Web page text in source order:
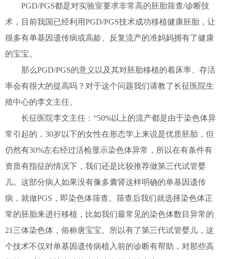
PGD/PGS都是对实验室要求非常高的胚胎筛查/诊断技
术，目前我国已经利用PGD/PGS技术成功移植健康胚胎，让
很多有单基因遗传病或高龄、反复流产的准妈妈拥有了健康
的宝宝。
那么PGD/PGS的意义以及其对胚胎移植的着床率、存活
率会有很大的提高吗？对于这个问题我们请教了长征医院生
殖中心的李文主任。
长征医院李文主任：“50%以上的流产都是由于染色体异
常引起的，30岁以下的女性在形态学上来说是优质胚胎，但
仍然有30%左右经过活检显示染色体异常，所以在有条件有
资质有指征的情况下，我们还是比较推荐做第三代试管婴
儿。这部分病人如果没有像多囊肾这样明确的单基因遗传
病，就做PGS，即染色体筛查。筛查后我们就选择染色体正
常的胚胎来进行移植，比如我们最常见的染色体数目异常的
21三体染色体，俗称唐宝宝。所以有了第三代试管婴儿，这
个技术不仅对单基因遗传病植入前的诊断有帮助，对那些高